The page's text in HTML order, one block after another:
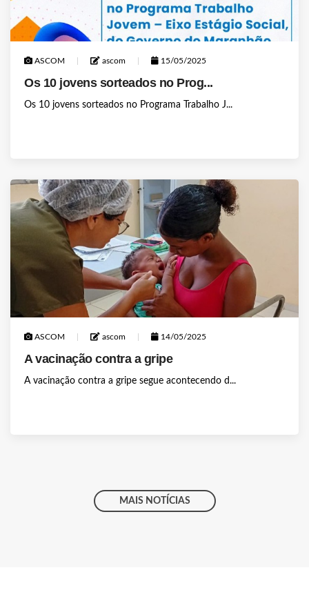
ASCOM ascom 15/05/2025
Os 10 jovens sorteados no Prog...
Os 10 jovens sorteados no Programa Trabalho J...
ASCOM ascom 14/05/2025
A vacinação contra a gripe
A vacinação contra a gripe segue acontecendo d...
MAIS NOTÍCIAS